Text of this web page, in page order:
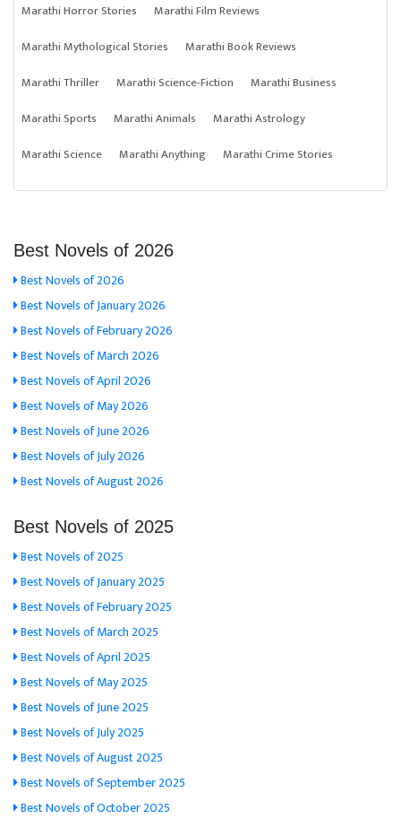
Marathi Horror Stories
Marathi Film Reviews
Marathi Mythological Stories
Marathi Book Reviews
Marathi Thriller
Marathi Science-Fiction
Marathi Business
Marathi Sports
Marathi Animals
Marathi Astrology
Marathi Science
Marathi Anything Marathi Crime Stories
Best Novels of 2026
Best Novels of 2026
Best Novels of January 2026
Best Novels of February 2026
Best Novels of March 2026
Best Novels of April 2026
Best Novels of May 2026
Best Novels of June 2026
Best Novels of July 2026
Best Novels of August 2026
Best Novels of 2025
Best Novels of 2025
Best Novels of January 2025
Best Novels of February 2025
Best Novels of March 2025
Best Novels of April 2025
Best Novels of May 2025
Best Novels of June 2025
Best Novels of July 2025
Best Novels of August 2025
Best Novels of September 2025
Best Novels of October 2025